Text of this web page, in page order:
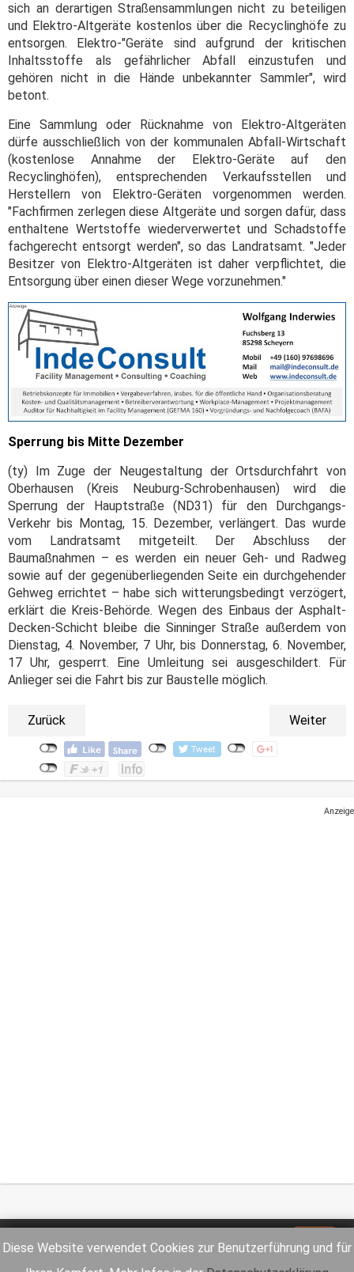
Diese Website verwendet Cookies zur Benutzerführung und für
sich an derartigen Straßensammlungen nicht zu beteiligen
und Elektro-Altgeräte kostenlos über die Recyclinghöfe zu
entsorgen. Elektro-"Geräte sind aufgrund der kritischen
Inhaltsstoffe als gefährlicher Abfall einzustufen und
gehören nicht in die Hände unbekannter Sammler", wird
betont.
Eine Sammlung oder Rücknahme von Elektro-Altgeräten
dürfe ausschließlich von der kommunalen Abfall-Wirtschaft
(kostenlose Annahme der Elektro-Geräte auf den
Recyclinghöfen), entsprechenden Verkaufsstellen und
Herstellern von Elektro-Geräten vorgenommen werden.
"Fachfirmen zerlegen diese Altgeräte und sorgen dafür, dass
enthaltene Wertstoffe wiederverwertet und Schadstoffe
fachgerecht entsorgt werden", so das Landratsamt. "Jeder
Besitzer von Elektro-Altgeräten ist daher verpflichtet, die
Entsorgung über einen dieser Wege vorzunehmen."
Sperrung bis Mitte Dezember
(ty) Im Zuge der Neugestaltung der Ortsdurchfahrt von
Oberhausen (Kreis Neuburg-Schrobenhausen) wird die
Sperrung der Hauptstraße (ND31) für den Durchgangs-
Verkehr bis Montag, 15. Dezember, verlängert. Das wurde
vom Landratsamt mitgeteilt. Der Abschluss der
Baumaßnahmen – es werden ein neuer Geh- und Radweg
sowie auf der gegenüberliegenden Seite ein durchgehender
Gehweg errichtet – habe sich witterungsbedingt verzögert,
erklärt die Kreis-Behörde. Wegen des Einbaus der Asphalt-
Decken-Schicht bleibe die Sinninger Straße außerdem von
Dienstag, 4. November, 7 Uhr, bis Donnerstag, 6. November,
17 Uhr, gesperrt. Eine Umleitung sei ausgeschildert. Für
Anlieger sei die Fahrt bis zur Baustelle möglich.
Zurück Weiter
Anzeige